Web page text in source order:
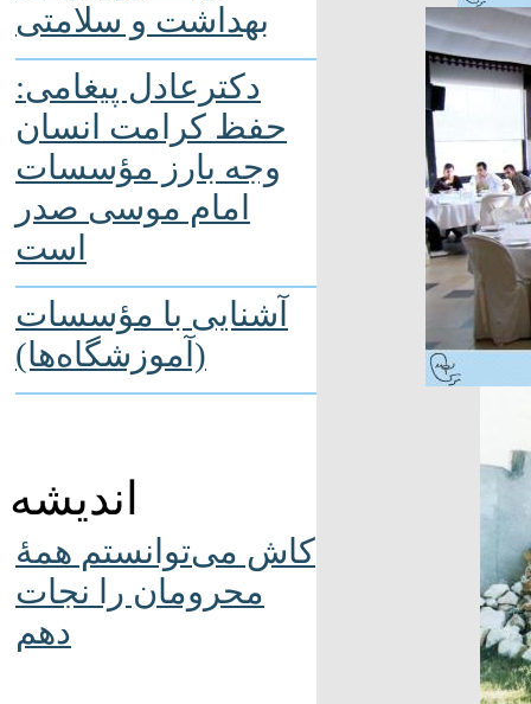
شیعیان، سال ۱۹۷۷
بهداشت و سلامتی
دکترعادل پیغامی:
حفظ کرامت انسان
وجه بارز مؤسسات
امام موسی صدر
است
آشنایی با مؤسسات
(آموزشگاه‌ها)
اندیشه
کاش می‌توانستم همۀ
محرومان را نجات
دهم